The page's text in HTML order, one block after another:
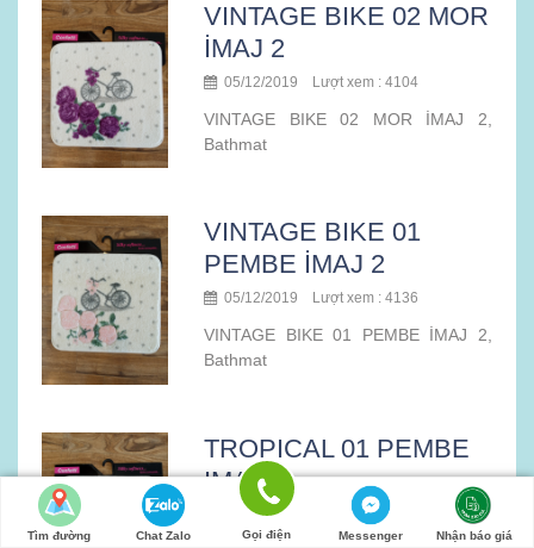
VINTAGE BIKE 02 MOR
İMAJ 2
05/12/2019 Lượt xem : 4104
VINTAGE BIKE 02 MOR İMAJ 2,
Bathmat
VINTAGE BIKE 01
PEMBE İMAJ 2
05/12/2019 Lượt xem : 4136
VINTAGE BIKE 01 PEMBE İMAJ 2,
Bathmat
TROPICAL 01 PEMBE
IMAJ
05/12/2019 Lượt xem : 4384
Tìm đường Chat Zalo Gọi điện Messenger Nhận báo giá